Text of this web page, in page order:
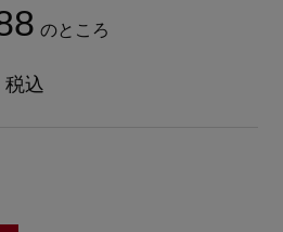
のところ
税込